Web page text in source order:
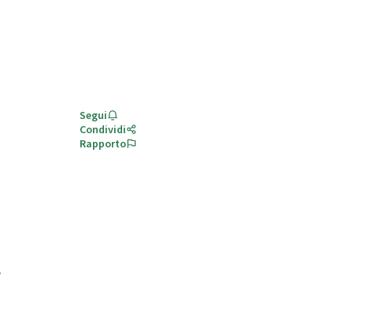
Segui
Condividi
Rapporto